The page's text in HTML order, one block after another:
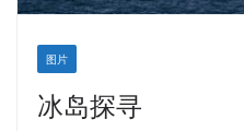
图片
冰岛探寻